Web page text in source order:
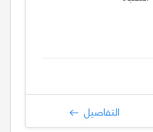
التفاصيل